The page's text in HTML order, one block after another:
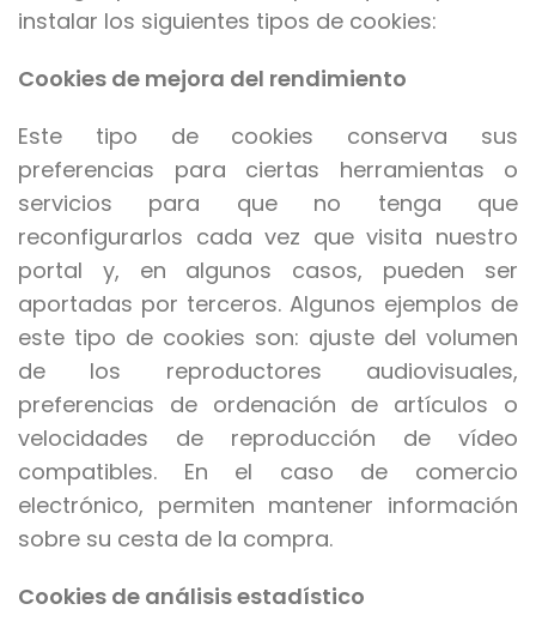
instalar los siguientes tipos de cookies:
Cookies de mejora del rendimiento
Este tipo de cookies conserva sus
preferencias para ciertas herramientas o
servicios para que no tenga que
reconfigurarlos cada vez que visita nuestro
portal y, en algunos casos, pueden ser
aportadas por terceros. Algunos ejemplos de
este tipo de cookies son: ajuste del volumen
de los reproductores audiovisuales,
preferencias de ordenación de artículos o
velocidades de reproducción de vídeo
compatibles. En el caso de comercio
electrónico, permiten mantener información
sobre su cesta de la compra.
Cookies de análisis estadístico